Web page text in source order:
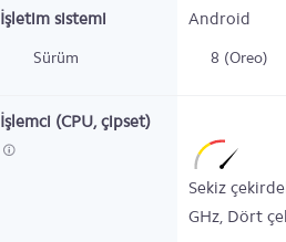
İşletim sistemi Android
Sürüm 8 (Oreo)
İşlemci (CPU, çipset)
Sekiz
GHz, Dört